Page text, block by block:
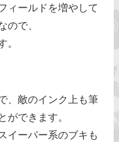
ィールドを増やして
ので、
。
、敵のインク上も筆
ができます。
イーパー系のブキも